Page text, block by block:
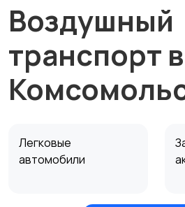
Воздушный
транспорт в
Легковые
автомобили